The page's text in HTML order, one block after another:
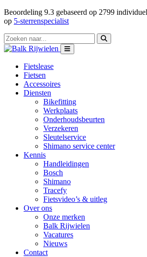
Beoordeling 9.3 gebaseerd op 2799
op 5-sterrenspecialist
Fietslease
Fietsen
Accessoires
Diensten
Bikefitting
Werkplaats
Onderhoudsbeurten
Verzekeren
Sleutelservice
Shimano service center
Kennis
Handleidingen
Bosch
Shimano
Tracefy
Fietsvideo’s & uitleg
Over ons
Onze merken
Balk Rijwielen
Vacatures
Nieuws
Contact